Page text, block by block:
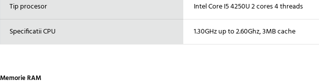
Tip procesor Intel Core I5 4250U 2 cores 4 threads
Specificatii CPU 1.30GHz up to 2.60Ghz, 3MB cache
Memorie RAM